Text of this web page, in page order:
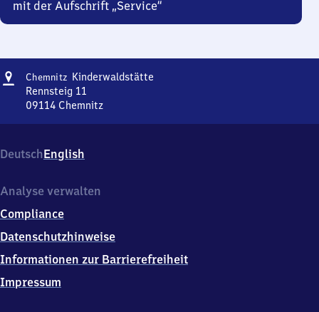
mit der Aufschrift „Service“
Adresse
Chemnitz Kinderwaldstätte
Rennsteig 11
09114 Chemnitz
Rennsteig
11,
9
1
4
DeutschEnglish
Analyse verwalten
Compliance
Datenschutzhinweise
Informationen zur Barrierefreiheit
Impressum